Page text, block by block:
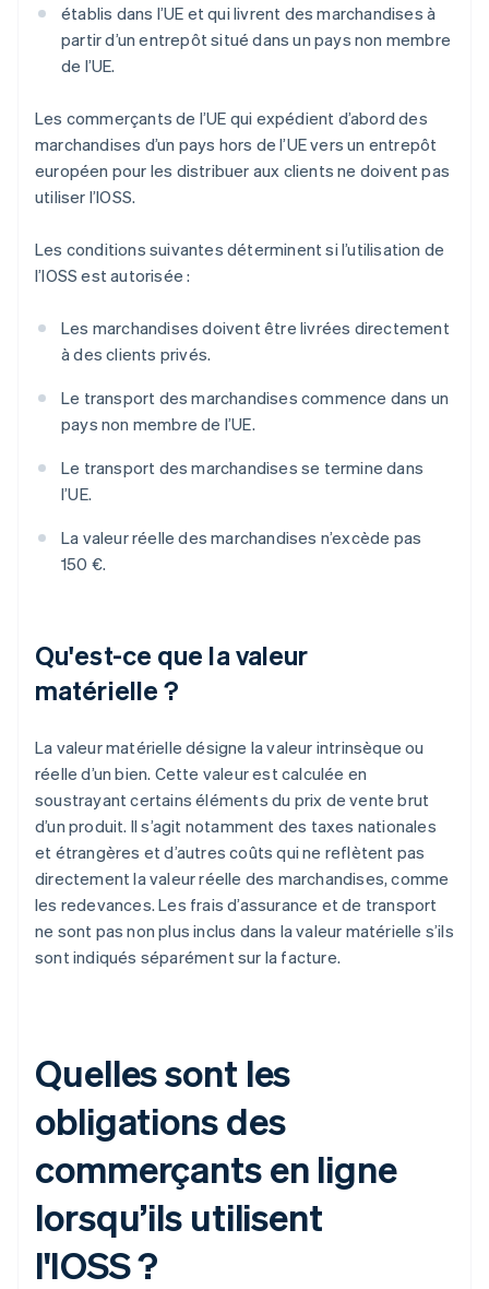
établis dans l’UE et qui livrent des marchandises à
partir d’un entrepôt situé dans un pays non membre
de l’UE.
Les commerçants de l’UE qui expédient d’abord des
marchandises d’un pays hors de l’UE vers un entrepôt
européen pour les distribuer aux clients ne doivent pas
utiliser l’IOSS.
Les conditions suivantes déterminent si l’utilisation de
l’IOSS est autorisée :
Les marchandises doivent être livrées directement
à des clients privés.
Le transport des marchandises commence dans un
pays non membre de l’UE.
Le transport des marchandises se termine dans
l’UE.
La valeur réelle des marchandises n’excède pas
150 €.
Qu'est-ce que la valeur
matérielle ?
La valeur matérielle désigne la valeur intrinsèque ou
réelle d’un bien. Cette valeur est calculée en
soustrayant certains éléments du prix de vente brut
d’un produit. Il s’agit notamment des taxes nationales
et étrangères et d’autres coûts qui ne reflètent pas
directement la valeur réelle des marchandises, comme
les redevances. Les frais d’assurance et de transport
ne sont pas non plus inclus dans la valeur matérielle s’ils
sont indiqués séparément sur la facture.
Quelles sont les
obligations des
commerçants en ligne
lorsqu’ils utilisent
l'IOSS ?